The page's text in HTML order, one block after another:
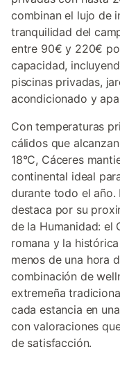
combinan el lujo de
tranquilidad del
entre 90€ y 220€
capacidad,
piscinas privadas,
acondicionado y
Con temperaturas
cálidos que
18°C, Cáceres
continental ideal
durante todo el año.
destaca por su
de la Humanidad: el
romana y la
menos de una hora
combinación de
extremeña
cada estancia en
con valoraciones
de satisfacción.